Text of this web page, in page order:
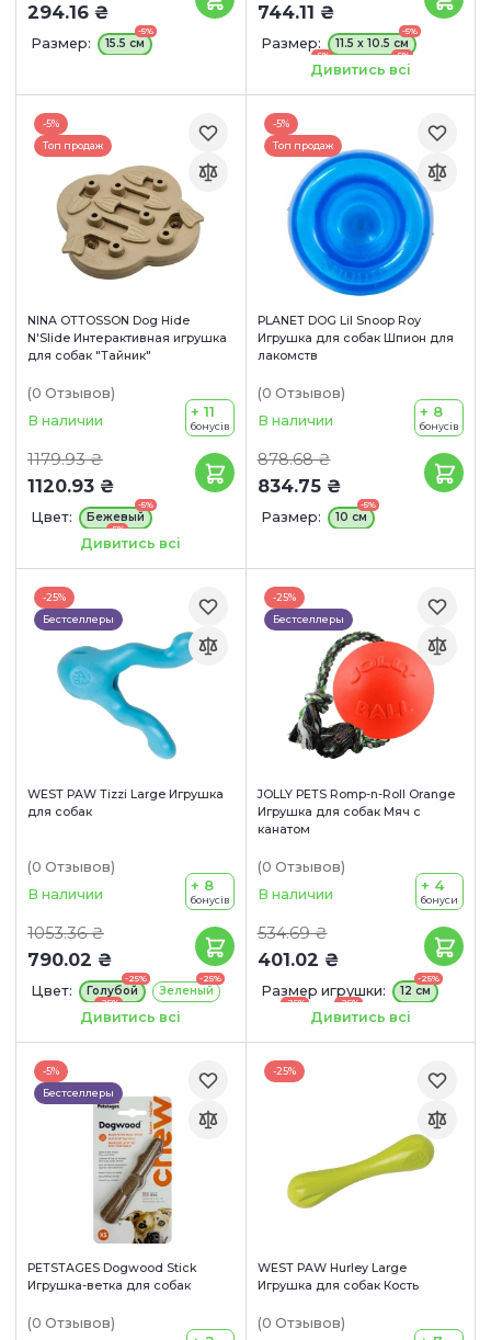
294.16 ₴
Размер:
-5%
15.5 см
744.11 ₴
Размер:
-5%
11.5 x 10.5 см
-5%
17 x 15 см
-5%
20 x 18 см
Дивитись всі
-5%
Топ продаж
NINA OTTOSSON Dog Hide
N'Slide Интерактивная игрушка
для собак "Тайник"
(0 Отзывов)
В наличии
1179.93 ₴
1120.93 ₴
+ 11
бонусів
Цвет:
-5%
Бежевый
-5%
Фиолетовый
33 x 33 x 5 см
Дивитись всі
-5%
Топ продаж
PLANET DOG Lil Snoop Roy
Игрушка для собак Шпион для
лакомств
(0 Отзывов)
В наличии
878.68 ₴
834.75 ₴
+ 8
бонусів
Размер:
-5%
10 см
-25%
Бестселлеры
WEST PAW Tizzi Large Игрушка
для собак
(0 Отзывов)
В наличии
1053.36 ₴
790.02 ₴
+ 8
бонусів
Цвет:
-25%
Голубой
-25%
Зеленый
-25%
ОранжевыйДивитись всі
-25%
Бестселлеры
JOLLY PETS Romp-n-Roll Orange
Игрушка для собак Мяч с
канатом
(0 Отзывов)
В наличии
534.69 ₴
401.02 ₴
+ 4
бонуси
Размер игрушки:
-25%
12 см
-25% -25%
22 см
Дивитись всі
-5%
Бестселлеры
PETSTAGES Dogwood Stick
Игрушка-ветка для собак
(0 Отзывов)
-25%
WEST PAW Hurley Large
Игрушка для собак Кость
(0 Отзывов)